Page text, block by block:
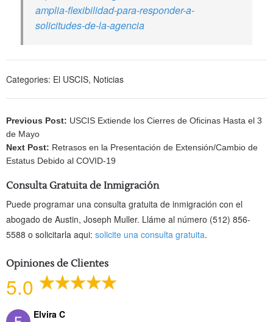
amplia-flexibilidad-para-responder-a-
solicitudes-de-la-agencia
Categories: El USCIS, Noticias
Previous Post: USCIS Extiende los Cierres de Oficinas Hasta el 3
de Mayo
Next Post: Retrasos en la Presentación de Extensión/Cambio de
Estatus Debido al COVID-19
Consulta Gratuita de Inmigración
Puede programar una consulta gratuita de inmigración con el
abogado de Austin, Joseph Muller. Lláme al número (512) 856-
5588 o solicitarla aqui: solicite una consulta gratuita.
Opiniones de Clientes
5.0
Elvira C